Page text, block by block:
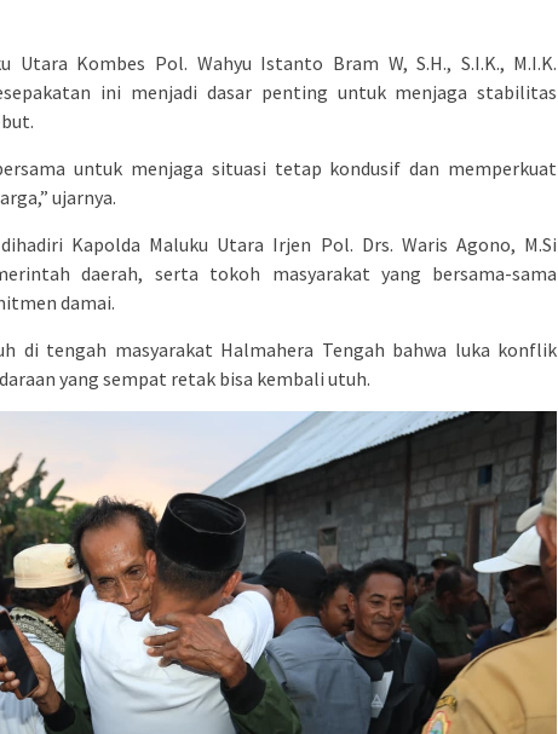
Utara Kombes Pol. Wahyu Istanto Bram W, S.H., S.I.K., M.I.K.
ini menjadi dasar penting untuk menjaga stabilitas
untuk menjaga situasi tetap kondusif dan memperkuat
ujarnya.
Kapolda Maluku Utara Irjen Pol. Drs. Waris Agono, M.Si
daerah, serta tokoh masyarakat yang bersama-sama
damai.
di tengah masyarakat Halmahera Tengah bahwa luka konflik
yang sempat retak bisa kembali utuh.